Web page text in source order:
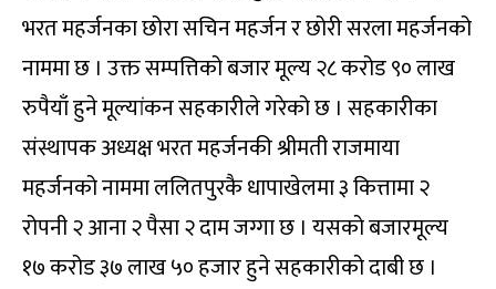
भरत महर्जनका छोरा सचिन महर्जन र छोरी सरला महर्जनको
नाममा छ । उक्त सम्पत्तिको बजार मूल्य २८ करोड ९० लाख
रुपैयाँ हुने मूल्यांकन सहकारीले गरेको छ । सहकारीका
संस्थापक अध्यक्ष भरत महर्जनकी श्रीमती राजमाया
महर्जनको नाममा ललितपुरकै धापाखेलमा ३ कित्तामा २
रोपनी २ आना २ पैसा २ दाम जग्गा छ । यसको बजारमूल्य
१७ करोड ३७ लाख ५० हजार हुने सहकारीको दाबी छ ।